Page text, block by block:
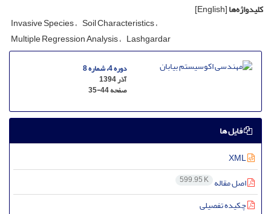
کلیدواژه‌ها[English]
Invasive Species Soil Characteristics
Multiple Regression Analysis Lashgardar
دوره 4، شماره 8
آذر 1394
صفحه35-44
فایل ها
اصل مقاله 599.95 K
چکیده تفصیلی